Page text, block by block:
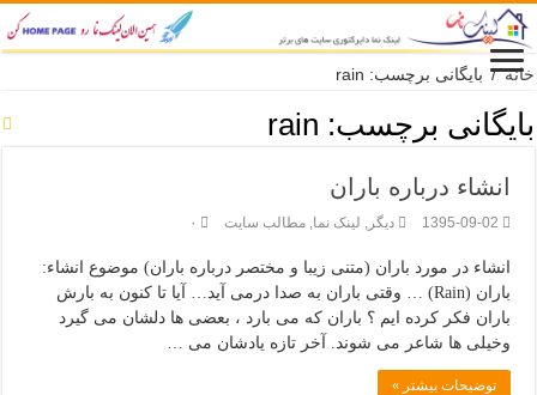
خانه / بایگانی برچسب: rain
بایگانی برچسب: rain
انشاء درباره باران
1395-09-02 دیگر, لینک نما,مطالب سایت ۰
انشاء در مورد باران (متنی زیبا و مختصر درباره باران) موضوع انشاء:
باران (Rain) … وقتی باران به صدا درمی آید… آیا تا کنون به بارش
باران فکر کرده ایم ؟ باران که می بارد ، بعضی ها دلشان می گیرد
وخیلی ها شاعر می شوند. آخر تازه یادشان می …
توضیحات بیشتر »